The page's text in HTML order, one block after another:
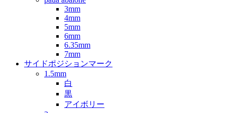
3mm
4mm
5mm
6mm
6.35mm
7mm
サイドポジションマーク
1.5mm
白
黒
アイボリー